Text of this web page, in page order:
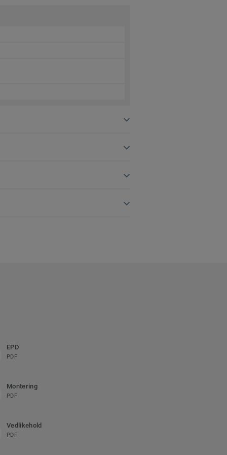
EPD
PDF
Montering
PDF
Vedlikehold
PDF